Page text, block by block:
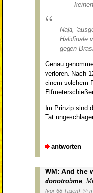
Naja,
Halbfinale
gegen
Genau
verloren. Nach
einem solchem
Im Prinzip sind
Tat
antworten
WM: And the
donotrobme,
(vor 68 Tagen) @